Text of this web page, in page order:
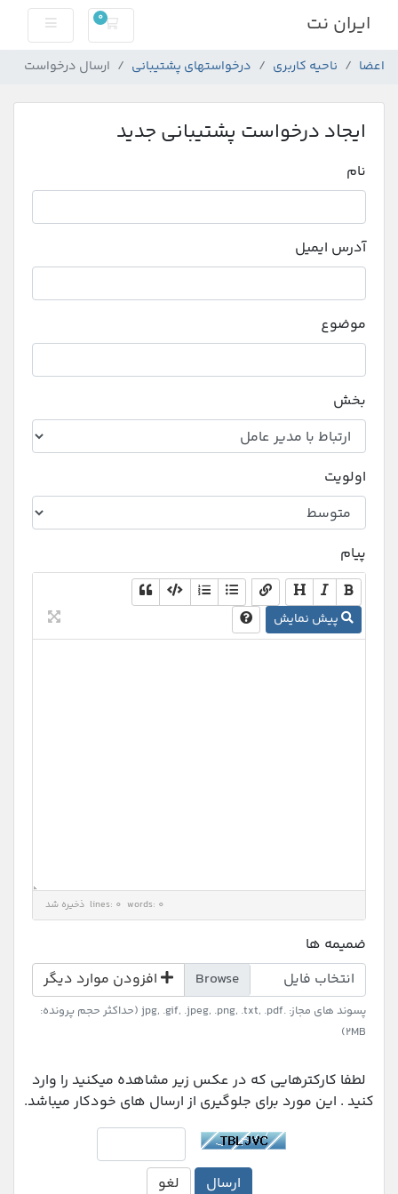
ایران نت 0
کارت خرید
اعضا ناحیه کاربری درخواستهای پشتیبانی ارسال درخواست
ایجاد درخواست پشتیبانی جدید
نام
آدرس ایمیل
موضوع
بخش
اولویت
پیام
پیش نمایش
lines: 0 words: 0 ذخیره شد
ضمیمه ها
انتخاب فایل
پسوند های مجاز: .jpg, .gif, .jpeg, .png, .txt, .pdf (حداکثر حجم پرونده:
2MB)
لطفا کارکترهایی که در عکس زیر مشاهده میکنید را وارد
کنید . این مورد برای جلوگیری از ارسال های خودکار میباشد.
ارسال لغو